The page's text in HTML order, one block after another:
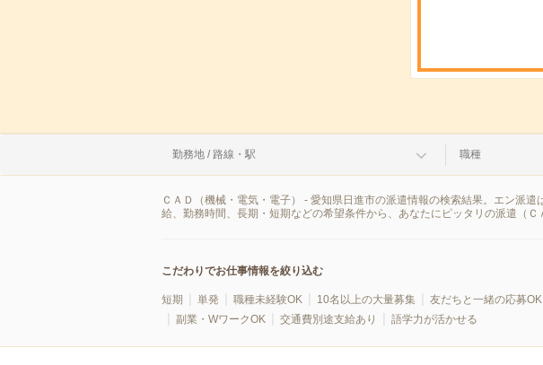
勤務地 / 路線・駅 職種
ＣＡＤ（機械・電気・電子） - 愛知県日進市の派遣情報の検索結果。エン派
給、勤務時間、長期・短期などの希望条件から、あなたにピッタリの派遣（Ｃ
こだわりでお仕事情報を絞り込む
短期 単発 職種未経験OK 10名以上の大量募集 友だちと一緒の応募OK
副業・WワークOK
交通費別途支給あり 語学力が活かせる